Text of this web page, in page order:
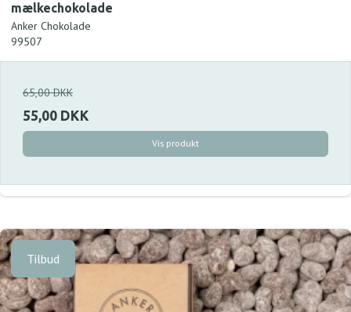
mælkechokolade
Anker Chokolade
99507
65,00 DKK
55,00 DKK
Vis produkt
Tilbud